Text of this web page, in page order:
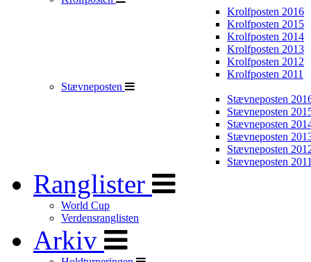
Krolfposten 2016
Krolfposten 2015
Krolfposten 2014
Krolfposten 2013
Krolfposten 2012
Krolfposten 2011
Stævneposten
Stævneposten
Stævneposten
Stævneposten
Stævneposten
Stævneposten
Stævneposten
Ranglister
World Cup
Verdensranglisten
Arkiv